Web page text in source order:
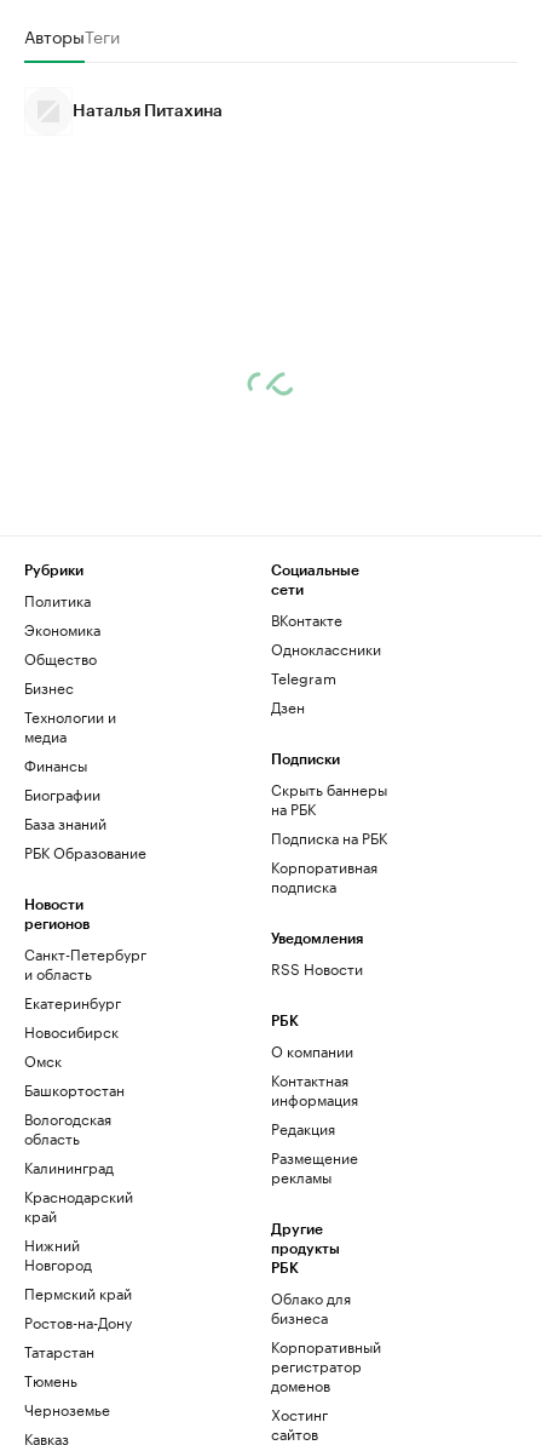
АвторыТеги
Наталья Питахина
Рубрики
Политика
Экономика
Общество
Бизнес
Технологии и
медиа
Финансы
Биографии
База знаний
РБК Образование
Новости
регионов
Санкт-Петербург
и область
Екатеринбург
Новосибирск
Омск
Башкортостан
Вологодская
область
Калининград
Краснодарский
край
Нижний
Новгород
Пермский край
Ростов-на-Дону
Татарстан
Тюмень
Черноземье
Кавказ
Социальные
сети
ВКонтакте
Одноклассники
Telegram
Дзен
Подписки
Скрыть баннеры
на РБК
Подписка на РБК
Корпоративная
подписка
Уведомления
RSS Новости
РБК
О компании
Контактная
информация
Редакция
Размещение
рекламы
Другие
продукты
РБК
Облако для
бизнеса
Корпоративный
регистратор
доменов
Хостинг
сайтов